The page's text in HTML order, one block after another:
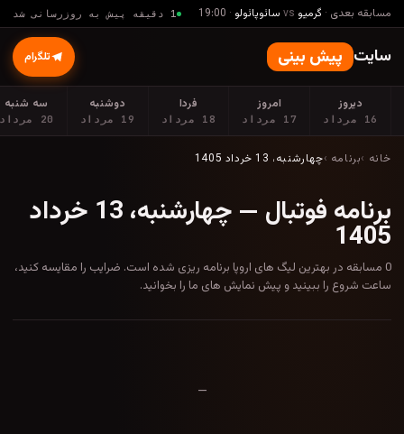
مسابقه بعدی · گرمیو vs سائوپائولو ·
19:00 1 دقیقه پیش به روزرسانی شد
سایت پیش بینی تلگرام
دیروز
16 مرداد
امروز
17 مرداد
فردا
18 مرداد
دوشنبه
19 مرداد
سه شنبه
20 مرداد
خانه ›برنامه ›چهارشنبه، 13 خرداد 1405
برنامه فوتبال — چهارشنبه، 13 خرداد
1405
0 مسابقه در بهترین لیگ های اروپا برنامه ریزی شده است. ضرایب را مقایسه کنید،
ساعت شروع را ببینید و پیش نمایش های ما را بخوانید.
—